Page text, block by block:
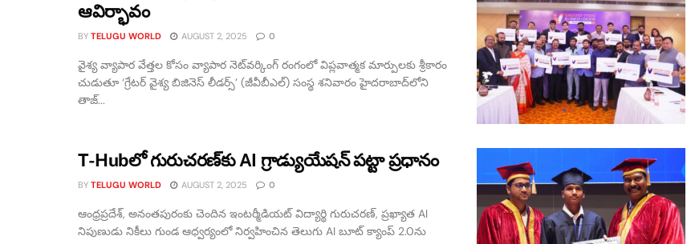
ఆవిర్భావం
BY TELUGU WORLD AUGUST 2, 2025 0
వైశ్య వ్యాపార వేత్తల కోసం వ్యాపార నెట్‌వర్కింగ్ రంగంలో విప్లవాత్మక మార్పులకు శ్రీకారం
చుడుతూ ‘గ్రేటర్ వైశ్య బిజినెస్ లీడర్స్’ (జీవీబీఎల్) సంస్థ శనివారం హైదరాబాద్‌లోని
తాజ్...
T-Hubలో గురుచరణ్‌కు AI గ్రాడ్యుయేషన్ పట్టా ప్రధానం
BY TELUGU WORLD AUGUST 2, 2025 0
ఆంధ్రప్రదేశ్, అనంతపురంకు చెందిన ఇంటర్మీడియట్ విద్యార్థి గురుచరణ్, ప్రఖ్యాత AI
నిపుణుడు నికీలు గుండ ఆధ్వర్యంలో నిర్వహించిన తెలుగు AI బూట్ క్యాంప్ 2.0ను